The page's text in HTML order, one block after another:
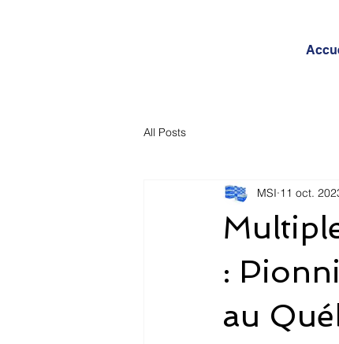
All Posts
:
au
MSI 11 oct.